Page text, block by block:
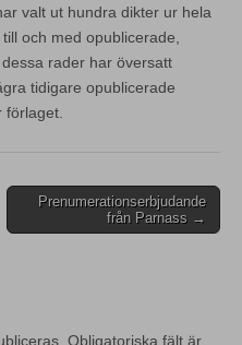
valt ut hundra dikter ur hela
och med opublicerade,
rader har översatt
tidigare opublicerade
Prenumerationserbjudande
från Parnass →
Obligatoriska fält är